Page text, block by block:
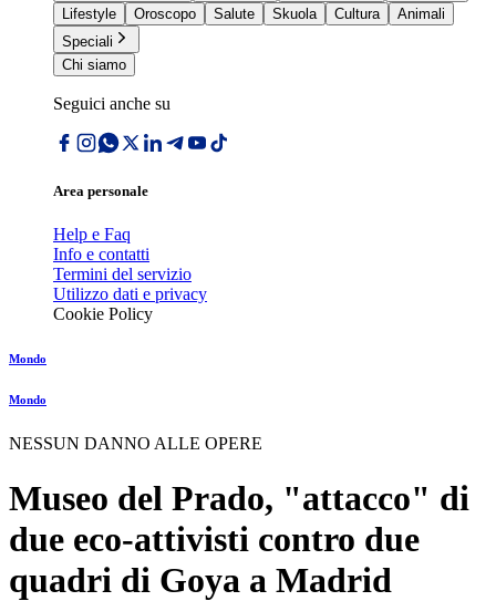
Lifestyle
Oroscopo Salute Skuola Cultura
Animali
Speciali
Chi siamo
Seguici anche su
Area personale
Help e Faq
Info e contatti
Termini del servizio
Utilizzo dati e privacy
Cookie Policy
Mondo
Mondo
NESSUN DANNO ALLE OPERE
Museo del Prado, "attacco" di
due eco-attivisti contro due
quadri di Goya a Madrid